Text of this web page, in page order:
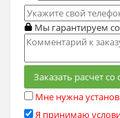
Мы гарантируем
Заказать расчет со
Мне нужна
Я принимаю